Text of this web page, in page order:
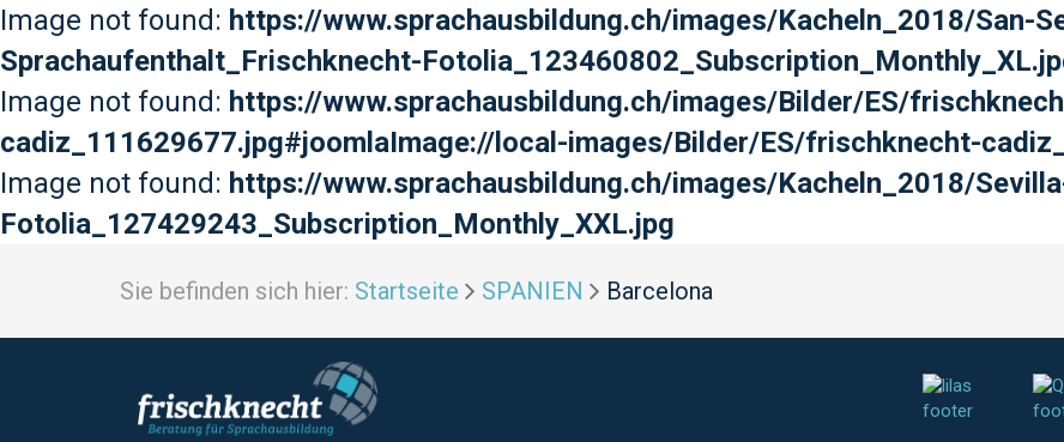
Image not found: https://www.sprachausbildung.ch/images/Kacheln_2018/San-
Sprachaufenthalt_Frischknecht-
Image not found: https://www.sprachausbildung.ch/images/Bilder/ES/
cadiz_111629677.jpg#joomlaImage://local-images/Bilder/ES/frischknecht-
Image not found: https://www.sprachausbildung.ch/images/Kacheln_2018/
Fotolia_127429243_Subscription_Monthly_XXL.jpg
Sie befinden sich hier: Startseite SPANIEN Barcelona